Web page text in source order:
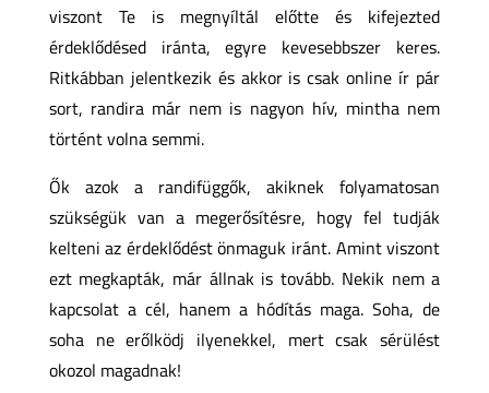
viszont Te is megnyíltál előtte és kifejezted
érdeklődésed iránta, egyre kevesebbszer keres.
Ritkábban jelentkezik és akkor is csak online ír pár
sort, randira már nem is nagyon hív, mintha nem
történt volna semmi.
Ők azok a randifüggők, akiknek folyamatosan
szükségük van a megerősítésre, hogy fel tudják
kelteni az érdeklődést önmaguk iránt. Amint viszont
ezt megkapták, már állnak is tovább. Nekik nem a
kapcsolat a cél, hanem a hódítás maga. Soha, de
soha ne erőlködj ilyenekkel, mert csak sérülést
okozol magadnak!